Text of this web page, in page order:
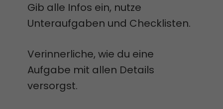
Gib alle Infos ein, nutze
Unteraufgaben und Checklisten.
Verinnerliche, wie du eine
Aufgabe mit allen Details
versorgst.